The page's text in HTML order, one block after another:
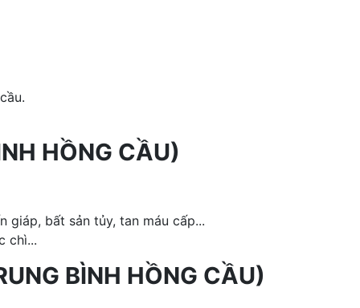
HỒNG CẦU)
giáp, bất sản tủy, tan máu cấp...
chì...
BÌNH HỒNG CẦU)